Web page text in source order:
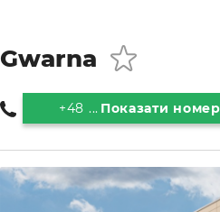
Gwarna
+48 ... Показати номер